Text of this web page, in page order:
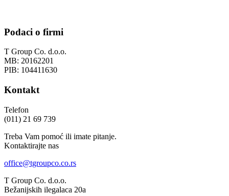
Podaci o firmi
T Group Co. d.o.o.
MB: 20162201
PIB: 104411630
Kontakt
Telefon
(011) 21 69 739
Treba Vam pomoć ili imate pitanje.
Kontaktirajte nas
office@tgroupco.co.rs
T Group Co. d.o.o.
Bežanijskih ilegalaca 20a